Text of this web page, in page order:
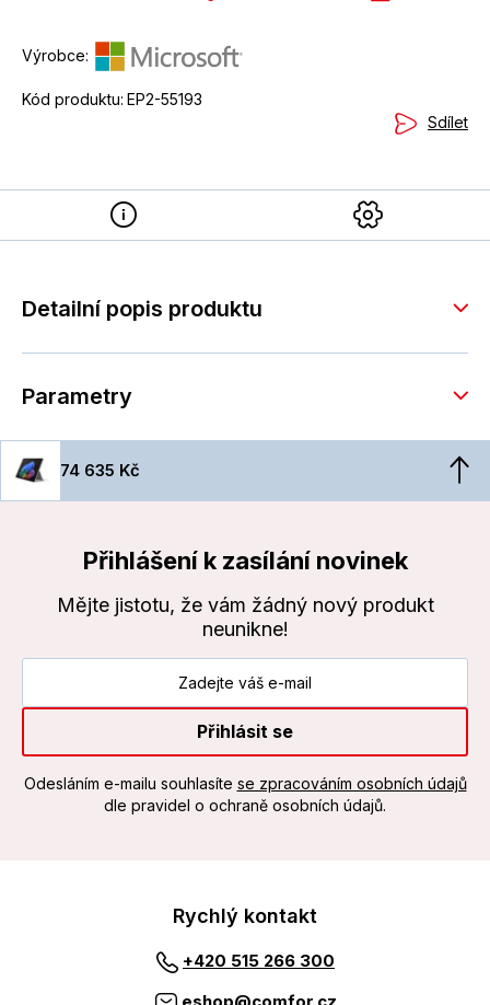
Výrobce:
Kód produktu: EP2-55193
Sdílet
Detailní popis produktu
Parametry
74 635 Kč
Přihlášení k zasílání novinek
Mějte jistotu, že vám žádný nový produkt
neunikne!
Přihlásit se
Odesláním e-mailu souhlasíte se zpracováním osobních údajů
dle pravidel o ochraně osobních údajů.
Rychlý kontakt
+420 515 266 300